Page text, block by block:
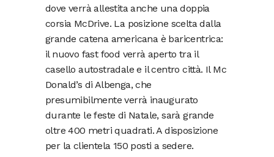
dove verrà allestita anche una doppia
corsia McDrive. La posizione scelta dalla
grande catena americana è baricentrica:
il nuovo fast food verrà aperto tra il
casello autostradale e il centro città. Il Mc
Donald’s di Albenga, che
presumibilmente verrà inaugurato
durante le feste di Natale, sarà grande
oltre 400 metri quadrati. A disposizione
per la clientela 150 posti a sedere.